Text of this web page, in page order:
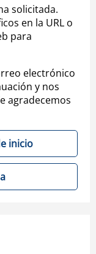
solicitada.
en la URL o
para
electrónico
y nos
agradecemos
inicio